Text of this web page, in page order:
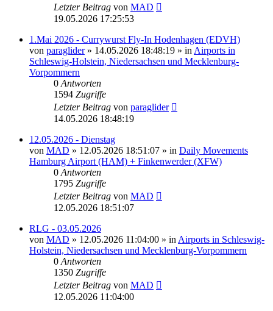
Letzter Beitrag von MAD
19.05.2026 17:25:53
1.Mai 2026 - Currywurst Fly-In Hodenhagen (EDVH)
von paraglider» 14.05.2026 18:48:19 » in Airports in
Schleswig-Holstein, Niedersachsen und Mecklenburg-
Vorpommern
0 Antworten
1594 Zugriffe
Letzter Beitrag von paraglider
14.05.2026 18:48:19
12.05.2026 - Dienstag
von MAD » 12.05.2026 18:51:07 » in Daily Movements
Hamburg Airport (HAM) + Finkenwerder (XFW)
0 Antworten
1795 Zugriffe
Letzter Beitrag von MAD
12.05.2026 18:51:07
RLG - 03.05.2026
von MAD » 12.05.2026 11:04:00 » in Airports in Schleswig-
Holstein, Niedersachsen und Mecklenburg-Vorpommern
0 Antworten
1350 Zugriffe
Letzter Beitrag von MAD
12.05.2026 11:04:00